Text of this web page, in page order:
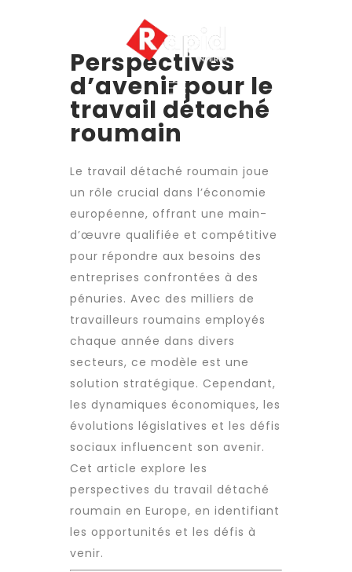
Perspectives
d’avenir pour le
travail détaché
roumain
Le travail détaché roumain joue
un rôle crucial dans l’économie
européenne, offrant une main-
d’œuvre qualifiée et compétitive
pour répondre aux besoins des
entreprises confrontées à des
pénuries. Avec des milliers de
travailleurs roumains employés
chaque année dans divers
secteurs, ce modèle est une
solution stratégique. Cependant,
les dynamiques économiques, les
évolutions législatives et les défis
sociaux influencent son avenir.
Cet article explore les
perspectives du travail détaché
roumain en Europe, en identifiant
les opportunités et les défis à
venir.